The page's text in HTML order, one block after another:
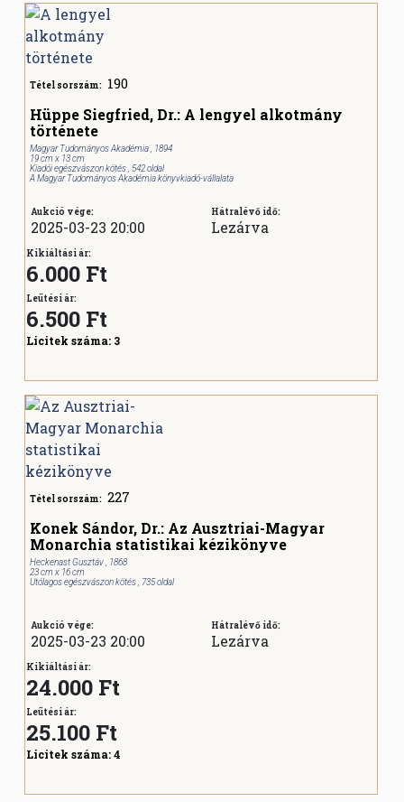
Tétel sorszám: 190
Hüppe Siegfried, Dr.: A lengyel alkotmány
története
Magyar Tudományos Akadémia , 1894
19 cm x 13 cm
Kiadói egészvászon kötés , 542 oldal
A Magyar Tudományos Akadémia könyvkiadó-vállalata
Aukció vége:
2025-03-23 20:00
Hátralévő idő:
Lezárva
Kikiáltási ár:
6.000 Ft
Leütési ár:
6.500 Ft
Licitek száma: 3
Tétel sorszám: 227
Konek Sándor, Dr.: Az Ausztriai-Magyar
Monarchia statistikai kézikönyve
Heckenast Gusztáv , 1868
23 cm x 16 cm
Utólagos egészvászon kötés , 735 oldal
Aukció vége:
2025-03-23 20:00
Hátralévő idő:
Lezárva
Kikiáltási ár:
24.000 Ft
Leütési ár:
25.100 Ft
Licitek száma:4